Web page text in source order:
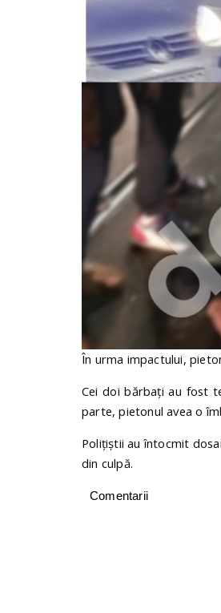
În urma impactului,
Cei doi bărbați au fost
parte, pietonul avea o
Polițiștii au întocmit
din culpă.
Comentarii